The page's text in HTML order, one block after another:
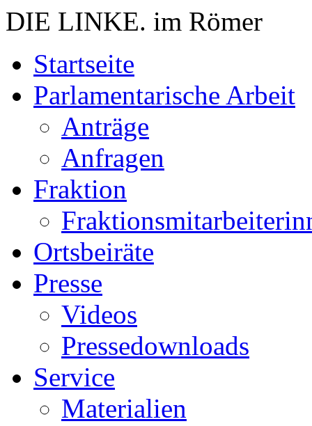
DIE LINKE. im Römer
Inhalt
springenStartseite
Parlamentarische Arbeit
Anträge
Anfragen
Fraktion
Ortsbeiräte
Presse
Videos
Pressedownloads
Service
Materialien